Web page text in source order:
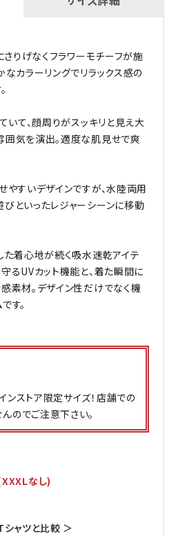
りげなくフラワーモチーフが施
なカラーリングでリラックス感の
いて、顔周りがスッキリと見え大
気を演出。適度な肌見せで爽
やすいデザインですが、水陸両用
といったレジャーシーンに移動
た着心地が続く吸水速乾アイテ
るUVカット機能と、着た瞬間に
素材。デザイン性だけでなく機
す。
ンストア限定サイズ！店舗での
のでご注意下さい。
なし)
ャツと比較 ＞